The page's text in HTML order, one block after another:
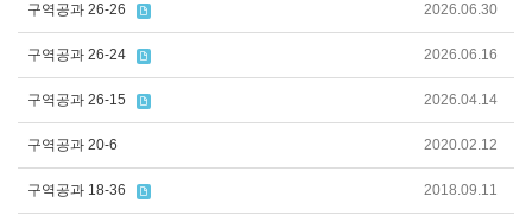
구역공과 26-26 2026.06.30
구역공과 26-24 2026.06.16
구역공과 26-15 2026.04.14
구역공과 20-6 2020.02.12
구역공과 18-36 2018.09.11